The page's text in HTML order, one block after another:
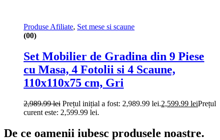
Produse Afiliate, Set mese si scaune
(00)
Set Mobilier de Gradina din 9 Piese
cu Masa, 4 Fotolii si 4 Scaune,
110x110x75 cm, Gri
2,989.99lei Prețul inițial a fost: 2,989.99 lei.2,599.99 leiPrețul
curent este: 2,599.99 lei.
De ce oamenii iubesc produsele noastre.